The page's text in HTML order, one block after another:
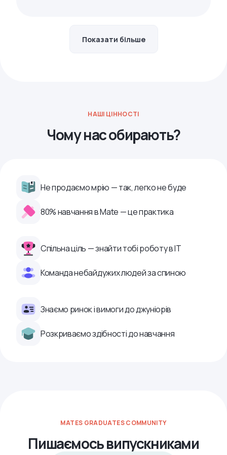
Показати більше
НАШІ ЦІННОСТІ
Чому нас обирають?
Не продаємо мрію — так, легко не буде
80% навчання в Mate — це практика
Спільна ціль — знайти тобі роботу в ІТ
Команда небайдужих людей за спиною
Знаємо ринок і вимоги до джуніорів
Розкриваємо здібності до навчання
MATES GRADUATES COMMUNITY
Пишаємось випускниками